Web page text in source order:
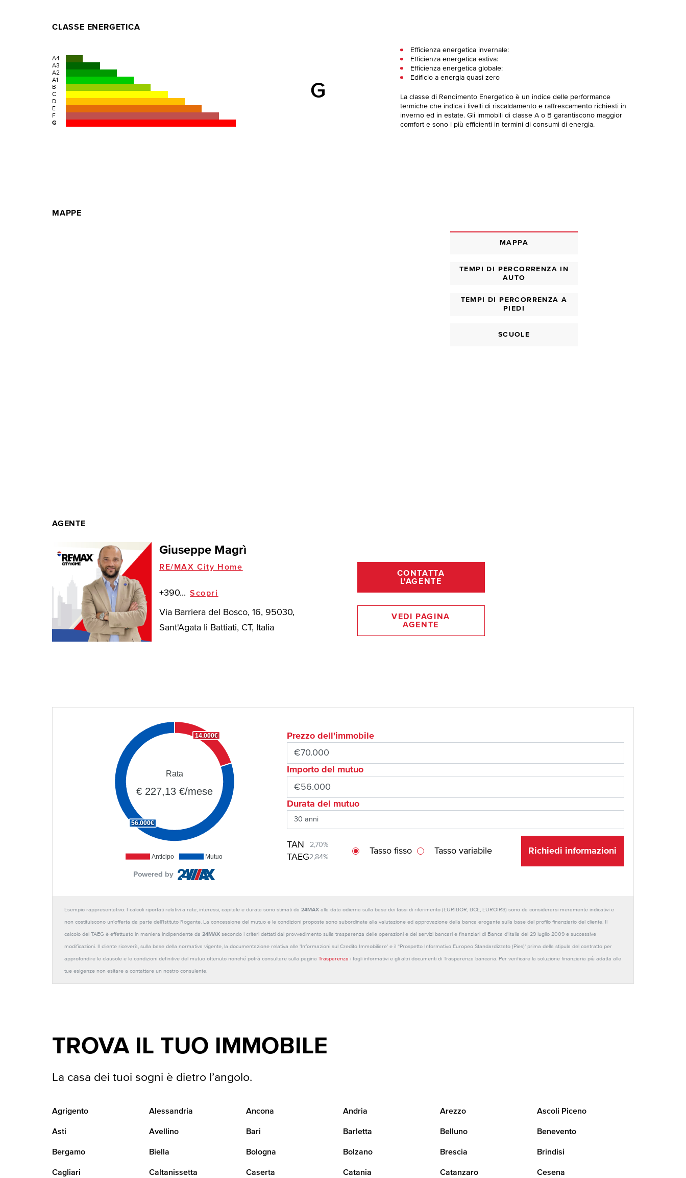
CLASSE ENERGETICA
A4
A3
A2
A1
B
C
D
E
F
G
G
Efficienza energetica invernale:
Efficienza energetica estiva:
Efficienza energetica globale:
Edificio a energia quasi zero
La classe di Rendimento Energetico è un indice delle performance
termiche che indica i livelli di riscaldamento e raffrescamento richiesti in
inverno ed in estate. Gli immobili di classe A o B garantiscono maggior
comfort e sono i più efficienti in termini di consumi di energia.
MAPPE
MAPPA
TEMPI DI PERCORRENZA IN
AUTO
TEMPI DI PERCORRENZA A
PIEDI
SCUOLE
AGENTE
Giuseppe Magrì
RE/MAX City Home
+390... Scopri
Via Barriera del Bosco, 16, 95030,
Sant'Agata li Battiati, CT, Italia
CONTATTA
L'AGENTE
VEDI PAGINA
AGENTE
Anticipo Mutuo
14.000€
56.000€
Rata
€ 227,13 €/mese
Powered by
Prezzo dell'immobile
Importo del mutuo
Durata del mutuo
TAN 2,70%
TAEG2,84%
Tasso fisso Tasso variabile Richiedi informazioni
Esempio rappresentativo: I calcoli riportati relativi a rate, interessi, capitale e durata sono stimati da 24MAXalla data odierna sulla base dei tassi di riferimento (EURIBOR, BCE, EUROIRS) sono da considerarsi meramente indicativi e
non costituiscono un'offerta da parte dell'Istituto Rogante. La concessione del mutuo e le condizioni proposte sono subordinate alla valutazione ed approvazione della banca erogante sulla base del profilo finanziario del cliente. Il
calcolo del TAEG è effettuato in maniera indipendente da 24MAXsecondo i criteri dettati dal provvedimento sulla trasparenza delle operazioni e dei servizi bancari e finanziari di Banca d'Italia del 29 luglio 2009 e successive
modificazioni. Il cliente riceverà, sulla base della normativa vigente, la documentazione relativa alle 'Informazioni sul Credito Immobiliare' e il “Prospetto Informativo Europeo Standardizzato (Pies)' prima della stipula del contratto per
approfondire le clausole e le condizioni definitive del mutuo ottenuto nonché potrà consultare sulla pagina Trasparenza i fogli informativi e gli altri documenti di Trasparenza bancaria. Per verificare la soluzione finanziaria più adatta alle
tue esigenze non esitare a contattare un nostro consulente.
TROVA IL TUO IMMOBILE
La casa dei tuoi sogni è dietro l’angolo.
Agrigento Alessandria Ancona Andria Arezzo Ascoli Piceno
Asti Avellino Bari Barletta Belluno Benevento
Bergamo Biella Bologna Bolzano Brescia Brindisi
Cagliari Caltanissetta Caserta Catania Catanzaro Cesena